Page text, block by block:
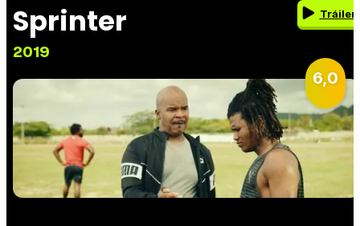
Sprinter
2019
Tráiler
6,0